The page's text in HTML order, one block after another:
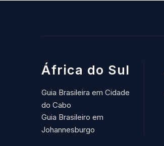
África do Sul
Guia Brasileira em Cidade
do Cabo
Guia Brasileiro em
Johannesburgo